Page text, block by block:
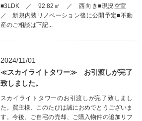
■3LDK ／ 92.82㎡ ／ 西向き■現況空室
／ 新規内装リノベーション後に公開予定■不動
産のご相談は下記...
2024/11/01
≪スカイライトタワー≫ お引渡しが完了
致しました。
スカイライトタワーのお引渡しが完了致しまし
た。買主様、このたびは誠におめでとうございま
す。今後、ご自宅の売却、ご購入物件の追加リフ